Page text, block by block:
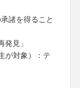
諸を得ること
発見」
が対象）：テ